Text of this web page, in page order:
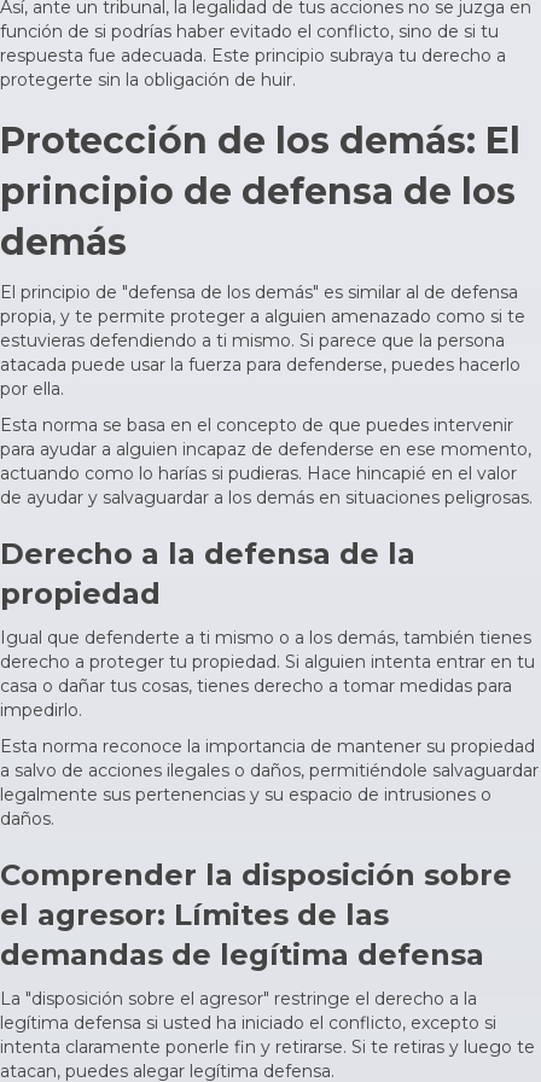
Así, ante un tribunal, la legalidad de tus acciones no se juzga en
función de si podrías haber evitado el conflicto, sino de si tu
respuesta fue adecuada. Este principio subraya tu derecho a
protegerte sin la obligación de huir.
Protección de los demás: El
principio de defensa de los
demás
El principio de "defensa de los demás" es similar al de defensa
propia, y te permite proteger a alguien amenazado como si te
estuvieras defendiendo a ti mismo. Si parece que la persona
atacada puede usar la fuerza para defenderse, puedes hacerlo
por ella.
Esta norma se basa en el concepto de que puedes intervenir
para ayudar a alguien incapaz de defenderse en ese momento,
actuando como lo harías si pudieras. Hace hincapié en el valor
de ayudar y salvaguardar a los demás en situaciones peligrosas.
Derecho a la defensa de la
propiedad
Igual que defenderte a ti mismo o a los demás, también tienes
derecho a proteger tu propiedad. Si alguien intenta entrar en tu
casa o dañar tus cosas, tienes derecho a tomar medidas para
impedirlo.
Esta norma reconoce la importancia de mantener su propiedad
a salvo de acciones ilegales o daños, permitiéndole salvaguardar
legalmente sus pertenencias y su espacio de intrusiones o
daños.
Comprender la disposición sobre
el agresor: Límites de las
demandas de legítima defensa
La "disposición sobre el agresor" restringe el derecho a la
legítima defensa si usted ha iniciado el conflicto, excepto si
intenta claramente ponerle fin y retirarse. Si te retiras y luego te
atacan, puedes alegar legítima defensa.